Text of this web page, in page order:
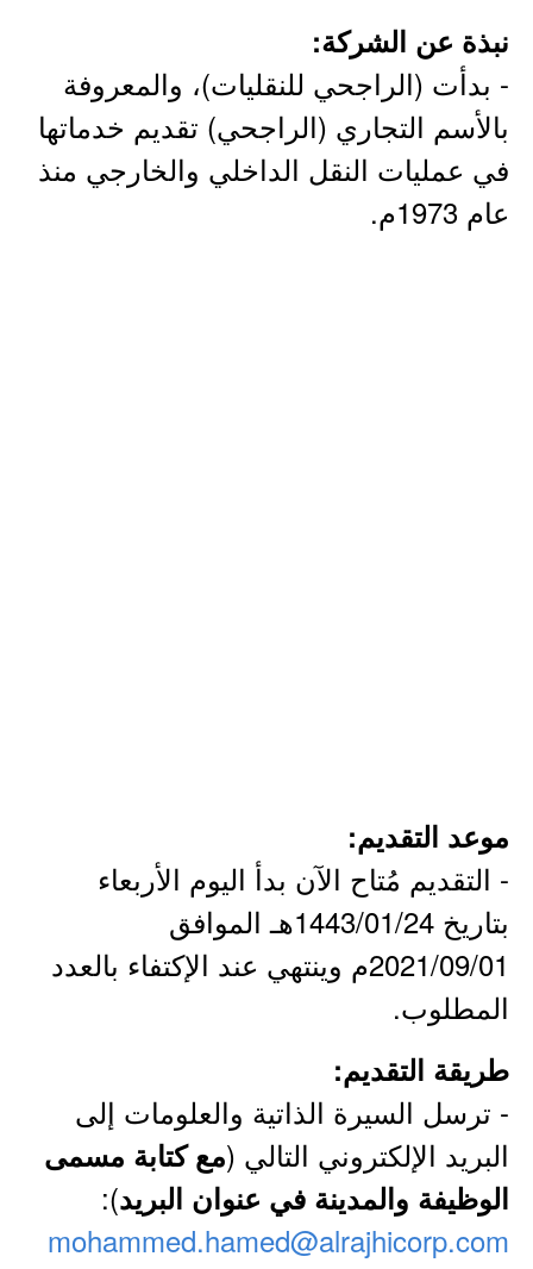
نبذة عن الشركة:
- بدأت (الراجحي للنقليات)، والمعروفة
بالأسم التجاري (الراجحي) تقديم خدماتها
في عمليات النقل الداخلي والخارجي منذ
عام 1973م.
موعد التقديم:
- التقديم مُتاح الآن بدأ اليوم الأربعاء
بتاريخ 1443/01/24هـ الموافق
2021/09/01م وينتهي عند الإكتفاء بالعدد
المطلوب.
طريقة التقديم:
- ترسل السيرة الذاتية والعلومات إلى
البريد الإلكتروني التالي (مع كتابة مسمى
الوظيفة والمدينة في عنوان البريد):
mohammed.hamed@alrajhicorp.com